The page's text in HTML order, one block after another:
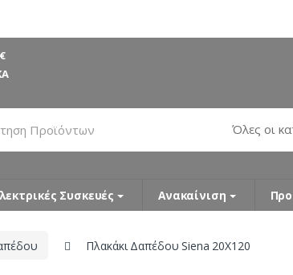
Συσκευές Ανακαίνιση
Πλακάκι Δαπέδου Siena 20X120